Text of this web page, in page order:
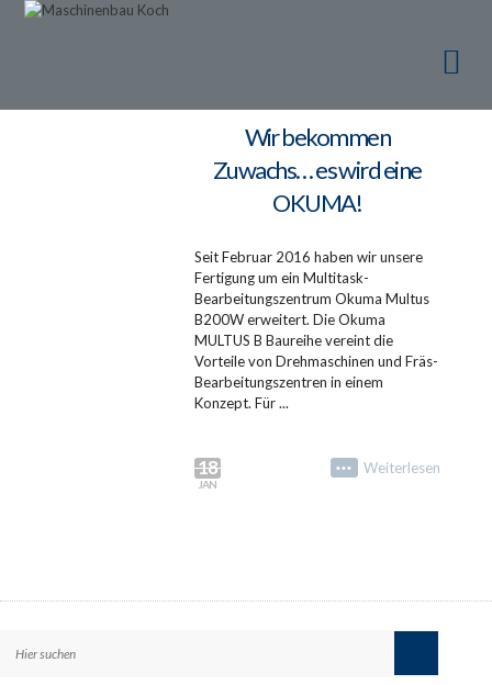
Wir bekommen
Zuwachs… es wird eine
OKUMA!
Seit Februar 2016 haben wir unsere
Fertigung um ein Multitask-
Bearbeitungszentrum Okuma Multus
B200W erweitert. Die Okuma
MULTUS B Baureihe vereint die
Vorteile von Drehmaschinen und Fräs-
Bearbeitungszentren in einem
Konzept. Für ...
18
JAN
Weiterlesen
•••